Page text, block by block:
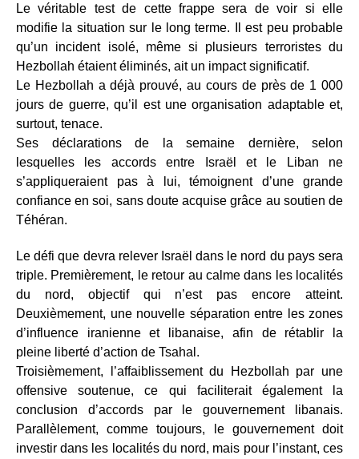
Le véritable test de cette frappe sera de voir si elle
modifie la situation sur le long terme. Il est peu probable
qu’un incident isolé, même si plusieurs terroristes du
Hezbollah étaient éliminés, ait un impact significatif.
Le Hezbollah a déjà prouvé, au cours de près de 1 000
jours de guerre, qu’il est une organisation adaptable et,
surtout, tenace.
Ses déclarations de la semaine dernière, selon
lesquelles les accords entre Israël et le Liban ne
s’appliqueraient pas à lui, témoignent d’une grande
confiance en soi, sans doute acquise grâce au soutien de
Téhéran.
Le défi que devra relever Israël dans le nord du pays sera
triple. Premièrement, le retour au calme dans les localités
du nord, objectif qui n’est pas encore atteint.
Deuxièmement, une nouvelle séparation entre les zones
d’influence iranienne et libanaise, afin de rétablir la
pleine liberté d’action de Tsahal.
Troisièmement, l’affaiblissement du Hezbollah par une
offensive soutenue, ce qui faciliterait également la
conclusion d’accords par le gouvernement libanais.
Parallèlement, comme toujours, le gouvernement doit
investir dans les localités du nord, mais pour l’instant, ces